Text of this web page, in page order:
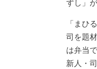
ずし」
「まひ
司を題
は弁当
新人・